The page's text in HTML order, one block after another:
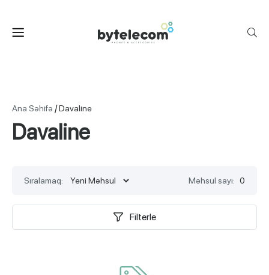
Ana Səhifə /Davaline
Davaline
Sıralamaq: Məhsul sayı: 0
Filterle